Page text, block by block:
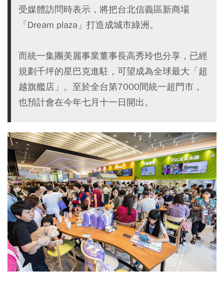
受媒體訪問時表示，將把台北信義區新商場
「Dream plaza」打造成城市綠洲。
而統一集團美麗事業董事長高秀玲也分享，已經
規劃千坪的星巴克進駐，可望成為全球最大「超
越旗艦店」。至於全台第7000間統一超門市，
也預計會在今年七月十一日開出。